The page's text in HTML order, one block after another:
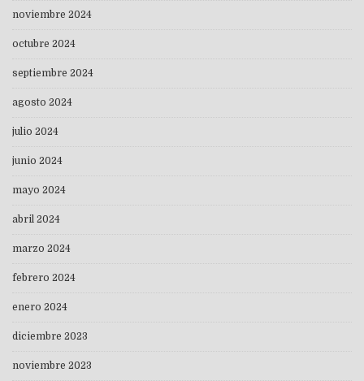
noviembre 2024
octubre 2024
septiembre 2024
agosto 2024
julio 2024
junio 2024
mayo 2024
abril 2024
marzo 2024
febrero 2024
enero 2024
diciembre 2023
noviembre 2023